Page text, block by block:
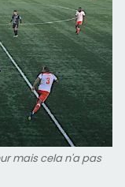
mais cela n'a pas